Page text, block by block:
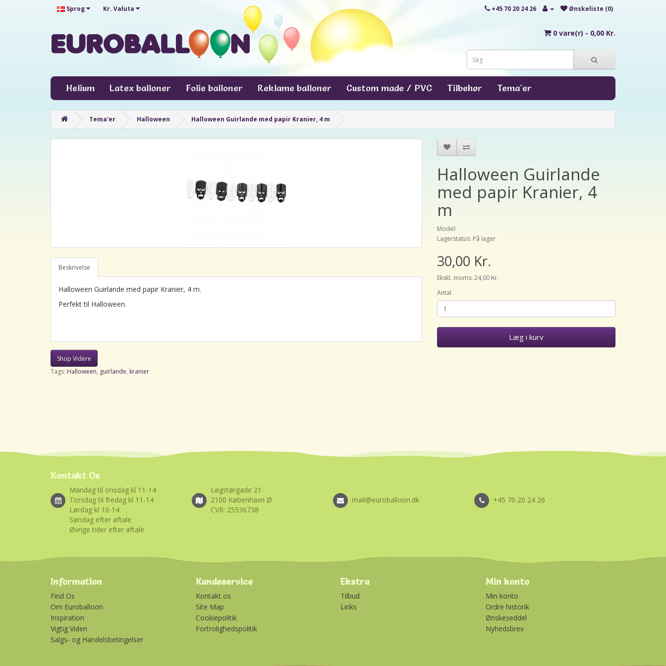
Sprog Kr. Valuta +45 70 20 24 26 Ønskeliste (0)
0 vare(r) - 0,00 Kr.
Helium Latex balloner Folie balloner Reklame balloner Custom made / PVC Tilbehør Tema'er
Tema'er Halloween Halloween Guirlande med papir Kranier, 4 m
Beskrivelse
Halloween Guirlande med papir Kranier, 4 m.
Perfekt til Halloween.
Shop Videre
Halloween Guirlande
med papir Kranier, 4
m
Model:
Lagerstatus: På lager
30,00 Kr.
Ekskl. moms: 24,00 Kr.
Antal
Læg i kurv
Tags: Halloween, guirlande, kranier
Kontakt Os
Mandag til onsdag kl 11-14
Torsdag til fredag kl 11-14
Lørdag kl 10-14
Søndag efter aftale
Øvrige tider efter aftale
Løgstørgade 21
2100 København Ø
CVR: 25536738
mail@euroballoon.dk +45 70 20 24 26
Information
Find Os
Om Euroballoon
Inspiration
Vigtig Viden
Salgs- og Handelsbetingelser
Kundeservice
Kontakt os
Site Map
Cookiepolitik
Fortrolighedspolitik
Ekstra
Tilbud
Links
Min konto
Min konto
Ordre historik
Ønskeseddel
Nyhedsbrev